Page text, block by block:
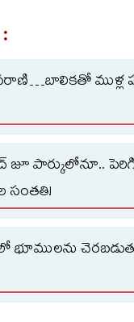
ముళ్ల
పార్కులోనూ..
సంతతి!